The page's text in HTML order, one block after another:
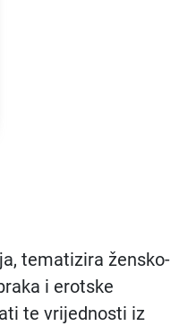
tematizira žensko-
i erotske
te vrijednosti iz